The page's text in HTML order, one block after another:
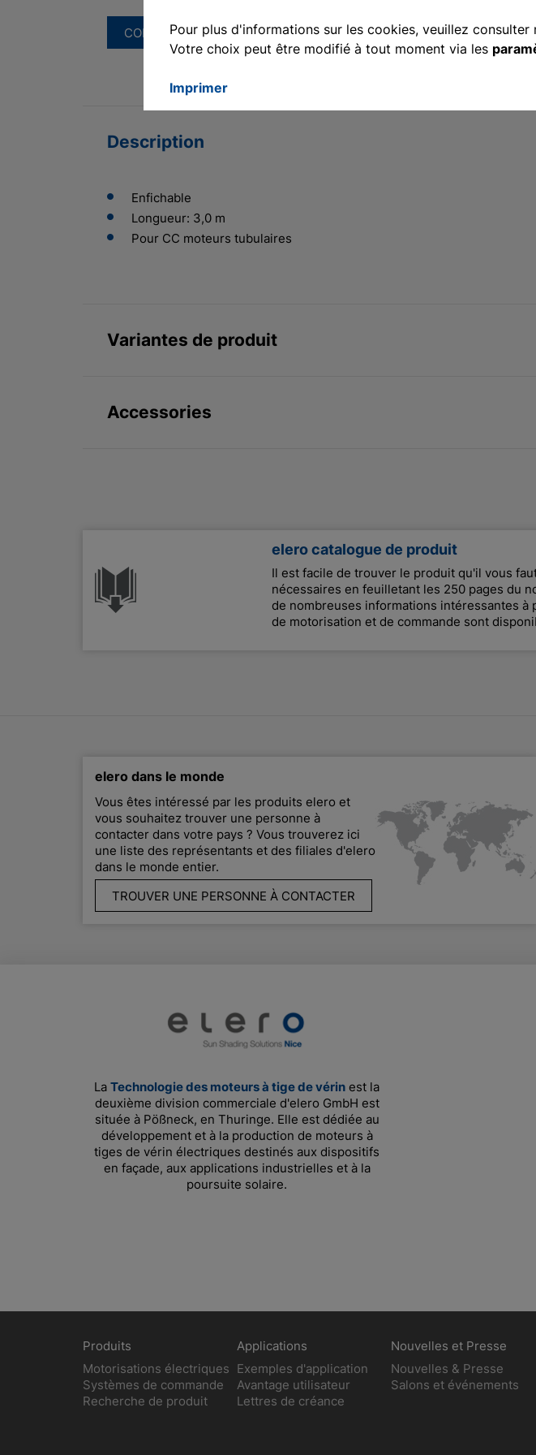
Pour plus d'informations sur les cookies, veuillez consulter
Votre choix peut être modifié à tout moment via les
Imprimer
CONSULTEZ NOUS
Description
Enfichable
Longueur: 3,0 m
Pour CC moteurs tubulaires
Variantes de produit
Accessories
elero catalogue de produit
Il est facile de trouver le produit qu'il vous
nécessaires en feuilletant les 250 pages du
de nombreuses informations intéressantes à
de motorisation et de commande sont
elero dans le monde
Vous êtes intéressé par les produits elero et
vous souhaitez trouver une personne à
contacter dans votre pays ? Vous trouverez ici
une liste des représentants et des filiales d'elero
dans le monde entier.
TROUVER UNE PERSONNE À CONTACTER
La Technologie des moteurs à tige de vérin est la
deuxième division commerciale d'elero GmbH est
située à Pößneck, en Thuringe. Elle est dédiée au
développement et à la production de moteurs à
tiges de vérin électriques destinés aux dispositifs
en façade, aux applications industrielles et à la
poursuite solaire.
Produits
Motorisations électriques
Systèmes de commande
Recherche de produit
Applications
Exemples d'application
Avantage utilisateur
Lettres de créance
Nouvelles et Presse
Nouvelles & Presse
Salons et événements